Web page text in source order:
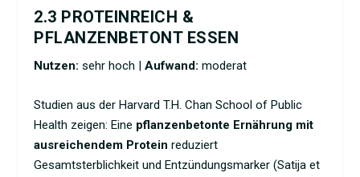
2.3 PROTEINREICH &
PFLANZENBETONT ESSEN
Nutzen: sehr hoch |Aufwand: moderat
Studien aus der Harvard T.H. Chan School of Public
Health zeigen: Eine pflanzenbetonte Ernährung mit
ausreichendem Protein reduziert
Gesamtsterblichkeit und Entzündungsmarker (Satija et